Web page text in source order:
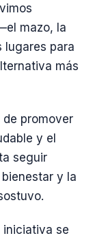
mazo, la
para
más
promover
y el
seguir
y la
iniciativa se